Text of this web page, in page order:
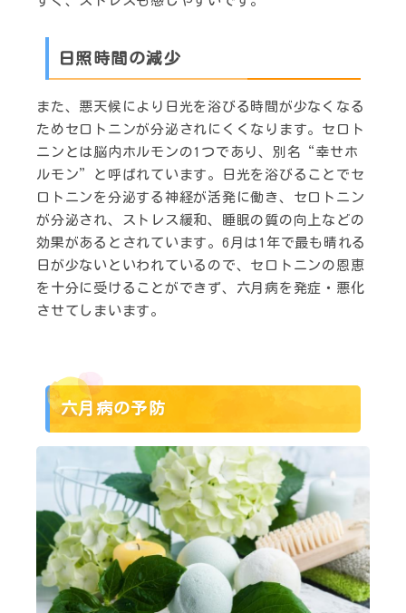
日照時間の減少
また、悪天候により日光を浴びる時間が少なくなる
ためセロトニンが分泌されにくくなります。セロト
ニンとは脳内ホルモンの1つであり、別名“幸せホ
ルモン”と呼ばれています。日光を浴びることでセ
ロトニンを分泌する神経が活発に働き、セロトニン
が分泌され、ストレス緩和、睡眠の質の向上などの
効果があるとされています。6月は1年で最も晴れる
日が少ないといわれているので、セロトニンの恩恵
を十分に受けることができず、六月病を発症・悪化
させてしまいます。
六月病の予防